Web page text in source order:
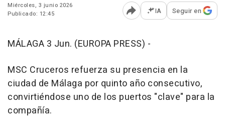
Miércoles, 3 junio 2026
Publicado: 12:45
Abrir opciones para
IA Seguir en
MÁLAGA 3 Jun. (EUROPA PRESS) -
MSC Cruceros refuerza su presencia en la
ciudad de Málaga por quinto año consecutivo,
convirtiéndose uno de los puertos "clave" para la
compañía.